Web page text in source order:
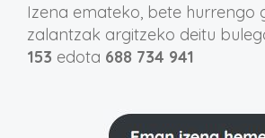
Izena emateko, bete hurrengo
zalantzak argitzeko deitu
153 edota 688 734 941